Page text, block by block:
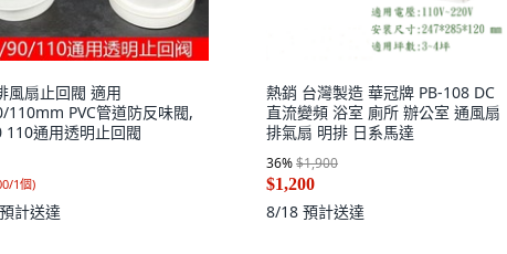
風扇止回閥 適用
110mm PVC管道防反味閥,
110通用透明止回閥
1個)
預計送達
熱銷 台灣製造 華冠牌 PB-108 DC
直流變頻 浴室 廁所 辦公室 通風扇
排氣扇 明排 日系馬達
36%$1,900
$1,200
8/18 預計送達